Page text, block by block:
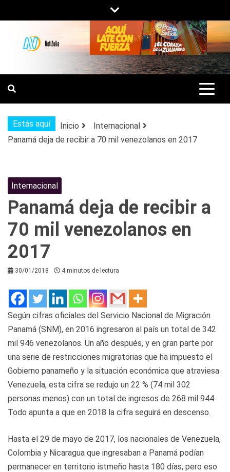
al
contenido
NOTIZULIA
NOTICIAS DEL ZULIA, VENEZUELA Y
DE INTERÉS GENERAL.
Estás aquí Inicio
Internacional
Panamá deja de recibir a 70 mil venezolanos en 2017
Internacional
Panamá deja de recibir a
70 mil venezolanos en
2017
30/01/2018 4 minutos de lectura
Según cifras oficiales del Servicio Nacional de Migración
Panamá (SNM), en 2016 ingresaron al país un total de 342
mil 946 venezolanos. Un año después, y en gran parte por
una serie de restricciones migratorias que ha impuesto el
Gobierno panameño y la situación económica que atraviesa
Venezuela, esta cifra se redujo un 22 % (74 mil 302
personas menos) con un total de ingresos de 268 mil 944
Todo apunta a que en 2018 la cifra seguirá en descenso.
Hasta el 29 de mayo de 2017, los nacionales de Venezuela,
Colombia y Nicaragua que ingresaban a Panamá podían
permanecer en territorio istmeño hasta 180 días, pero eso